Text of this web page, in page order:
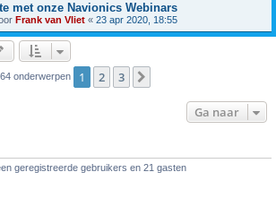
met onze Navionics Webinars
Frank van Vliet « 23 apr 2020, 18:55
64 onderwerpen 1 2 3
Ga naar
geregistreerde gebruikers en 21 gasten